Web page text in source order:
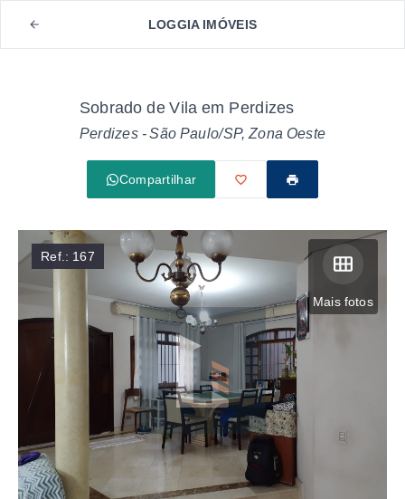
LOGGIA IMÓVEIS
Sobrado de Vila em Perdizes
Perdizes - São Paulo/SP, Zona Oeste
Compartilhar
Mais fotos
Ref.: 167